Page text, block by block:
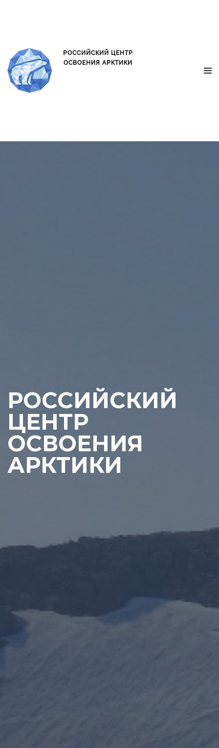
РОССИЙСКИЙ ЦЕНТР
ОСВОЕНИЯ АРКТИКИ
РОССИЙСКИЙ
ЦЕНТР
ОСВОЕНИЯ
АРКТИКИ